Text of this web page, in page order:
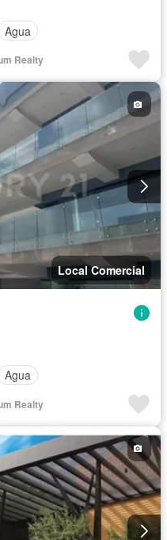
Agua
Realty
Local Comercial
Agua
Realty